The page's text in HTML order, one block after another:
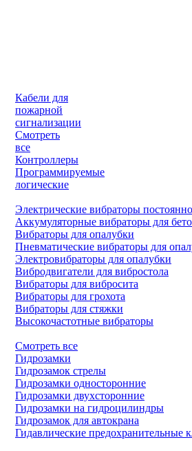
Кабели для
пожарной
сигнализации
Смотреть
все
Контроллеры
Программируемые
логические
Электрические вибраторы
Аккумуляторные вибраторы для
Вибраторы для опалубки
Пневматические вибраторы для
Электровибраторы для опалубки
Вибродвигатели для вибростола
Вибраторы для вибросита
Вибраторы для грохота
Вибраторы для стяжки
Высокочастотные вибраторы
Смотреть все
Гидрозамки
Гидрозамок стрелы
Гидрозамки односторонние
Гидрозамки двухсторонние
Гидрозамки на гидроцилиндры
Гидрозамок для автокрана
Гидавлические предохранительные